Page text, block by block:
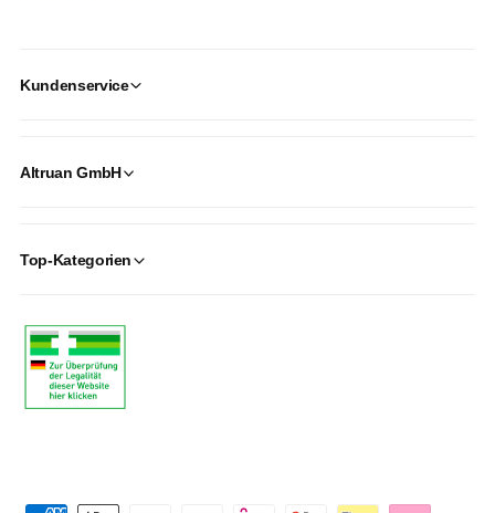
Kundenservice
Altruan GmbH
Top-Kategorien